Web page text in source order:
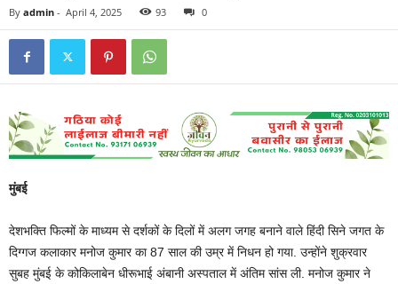
By admin - April 4, 2025 93 0
मुंबई
देशभक्ति फिल्मों के माध्यम से दर्शकों के दिलों में अलग जगह बनाने वाले हिंदी सिने जगत के
दिग्गज कलाकार मनोज कुमार का 87 साल की उम्र में निधन हो गया. उन्होंने शुक्रवार
सुबह मुंबई के कोकिलाबेन धीरूभाई अंबानी अस्पताल में अंतिम सांस ली. मनोज कुमार ने